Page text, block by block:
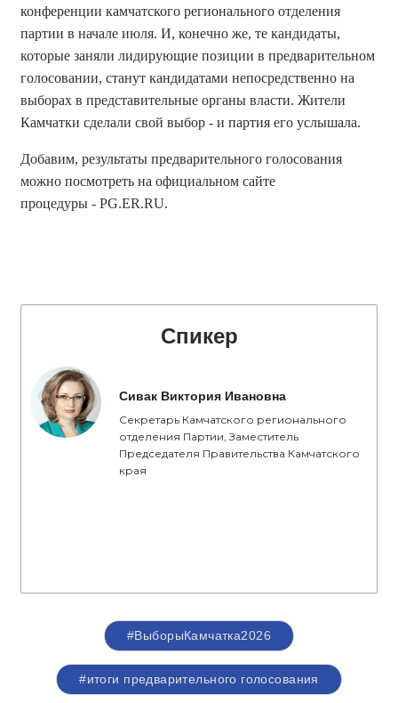
конференции камчатского регионального отделения
партии в начале июля. И, конечно же, те кандидаты,
которые заняли лидирующие позиции в предварительном
голосовании, станут кандидатами непосредственно на
выборах в представительные органы власти. Жители
Камчатки сделали свой выбор - и партия его услышала.
Добавим, результаты предварительного голосования
можно посмотреть на официальном сайте
процедуры - PG.ER.RU.
Спикер
Сивак Виктория Ивановна
Секретарь Камчатского регионального
отделения Партии, Заместитель
Председателя Правительства Камчатского
края
#ВыборыКамчатка2026
#итоги предварительного голосования